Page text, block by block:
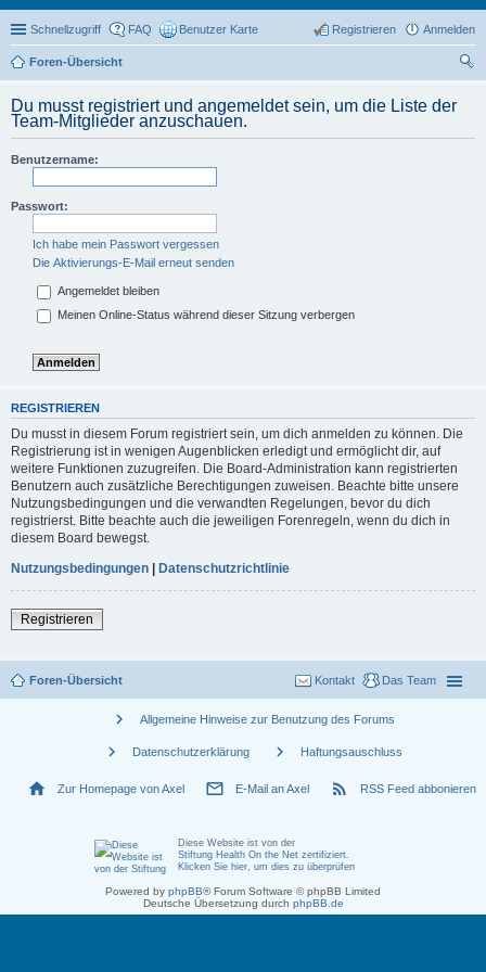
Schnellzugriff FAQ Benutzer Karte Anmelden
Registrieren
Foren-Übersicht
Du musst registriert und angemeldet sein, um die Liste der
Team-Mitglieder anzuschauen.
Benutzername:
Passwort:
Ich habe mein Passwort vergessen
Die Aktivierungs-E-Mail erneut senden
Angemeldet bleiben
Meinen Online-Status während dieser Sitzung verbergen
REGISTRIEREN
Du musst in diesem Forum registriert sein, um dich anmelden zu können. Die
Registrierung ist in wenigen Augenblicken erledigt und ermöglicht dir, auf
weitere Funktionen zuzugreifen. Die Board-Administration kann registrierten
Benutzern auch zusätzliche Berechtigungen zuweisen. Beachte bitte unsere
Nutzungsbedingungen und die verwandten Regelungen, bevor du dich
registrierst. Bitte beachte auch die jeweiligen Forenregeln, wenn du dich in
diesem Board bewegst.
Nutzungsbedingungen | Datenschutzrichtlinie
Registrieren
Foren-Übersicht Das Team
Kontakt
chevron_right Allgemeine Hinweise zur Benutzung des Forums
chevron_right Datenschutzerklärung chevron_right Haftungsauschluss
home Zur Homepage von Axel mail_outline E-Mail an Axel rss_feed RSS Feed abbonieren
Diese Website ist von der
Stiftung Health On the Net zertifiziert
Klicken Sie hier, um dies zu überprüfen
Powered by phpBB® Forum Software © phpBB Limited
Deutsche Übersetzung durch phpBB.de